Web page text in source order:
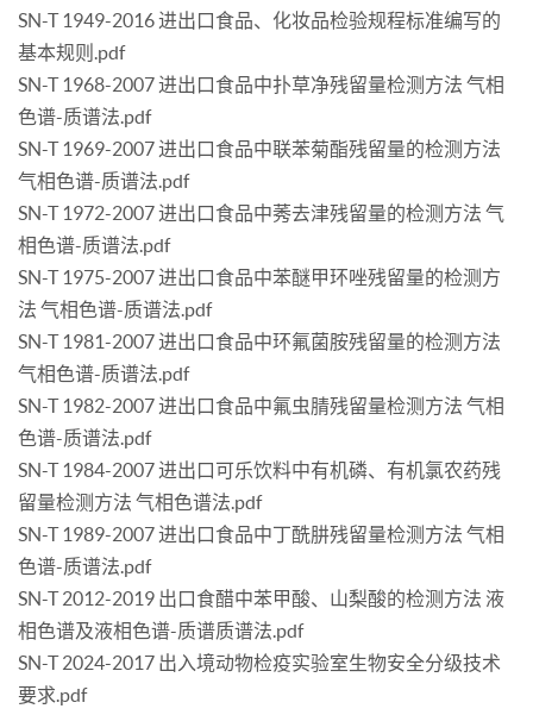
SN-T 1949-2016 进出口食品、化妆品检验规程标准编写的
基本规则.pdf
SN-T 1968-2007 进出口食品中扑草净残留量检测方法 气相
色谱-质谱法.pdf
SN-T 1969-2007 进出口食品中联苯菊酯残留量的检测方法
气相色谱-质谱法.pdf
SN-T 1972-2007 进出口食品中莠去津残留量的检测方法 气
相色谱-质谱法.pdf
SN-T 1975-2007 进出口食品中苯醚甲环唑残留量的检测方
法 气相色谱-质谱法.pdf
SN-T 1981-2007 进出口食品中环氟菌胺残留量的检测方法
气相色谱-质谱法.pdf
SN-T 1982-2007 进出口食品中氟虫腈残留量检测方法 气相
色谱-质谱法.pdf
SN-T 1984-2007 进出口可乐饮料中有机磷、有机氯农药残
留量检测方法 气相色谱法.pdf
SN-T 1989-2007 进出口食品中丁酰肼残留量检测方法 气相
色谱-质谱法.pdf
SN-T 2012-2019 出口食醋中苯甲酸、山梨酸的检测方法 液
相色谱及液相色谱-质谱质谱法.pdf
SN-T 2024-2017 出入境动物检疫实验室生物安全分级技术
要求.pdf